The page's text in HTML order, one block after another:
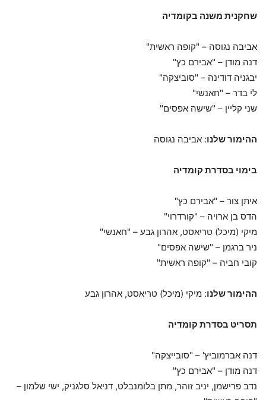
שחקנית משנה בקומדיה
אביבה נגוסה – "קופה ראשית"
דנה מודן – "אבירם כץ"
יבגניה דודינה – "סוביצקה"
לי בדר – "חאנשי"
שני קליין – "שישה אפסים"
ההימור שלנו: אביבה נגוסה
בימוי בסדרת קומדיה
איתן צור – "אבירם כץ"
הדס בן ארויה – "קורדרוי"
מיקי (מיכל) טריאסט, אהרון גבע – "חאנשי"
ניר ברגמן – "שישה אפסים"
קובי חביה – "קופה ראשית"
ההימור שלנו: מיקי (מיכל) טריאסט, אהרון גבע
תסריט בסדרת קומדיה
דנה אברמוביץ' – "סובייצקה"
דנה מודן – "אבירם כץ"
נדב פרישמן, יניב זוהר, מתן בלומנבלט, דניאל סלגניק, ישי שלמון –